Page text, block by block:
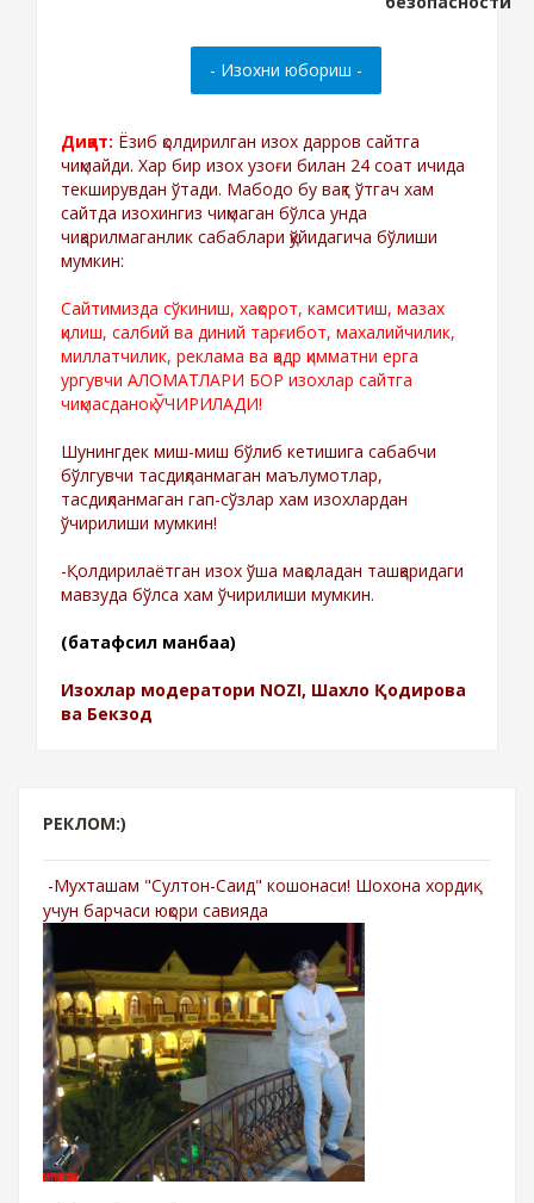
Диққат: Ёзиб қолдирилган изох дарров сайтга
чиқмайди. Хар бир изох узоғи билан 24 соат ичида
текширувдан ўтади. Мабодо бу вақт ўтгач хам
сайтда изохингиз чиқмаган бўлса унда
чиқарилмаганлик сабаблари қўйидагича бўлиши
мумкин:
Сайтимизда сўкиниш, хақорот, камситиш, мазах
қилиш, салбий ва диний тарғибот, махалийчилик,
миллатчилик, реклама ва қадр қимматни ерга
ургувчи АЛОМАТЛАРИ БОР изохлар сайтга
чиқмасданоқ ЎЧИРИЛАДИ!
Шунингдек миш-миш бўлиб кетишига сабабчи
бўлгувчи тасдиқланмаган маълумотлар,
тасдиқланмаган гап-сўзлар хам изохлардан
ўчирилиши мумкин!
-Қолдирилаётган изох ўша мақоладан ташқаридаги
мавзуда бўлса хам ўчирилиши мумкин.
(батафсил манбаа)
Изохлар модератори NOZI, Шахло Қодирова
ва Бекзод
РЕКЛОМ:)
-Мухташам "Султон-Саид" кошонаси! Шохона хордиқ
учун барчаси юқори савияда